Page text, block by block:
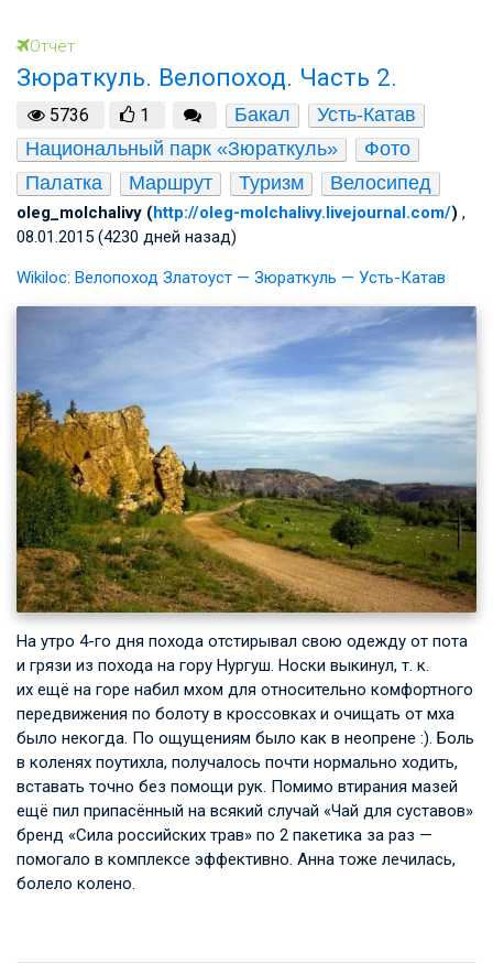
Отчет
Зюраткуль. Велопоход. Часть 2.
5736 1 Бакал
Усть-Катав
Национальный парк «Зюраткуль»
Фото
Палатка
Маршрут Туризм Велосипед
oleg_molchalivy (http://oleg-molchalivy.livejournal.com/) ,
08.01.2015 (4230 дней назад)
Wikiloc: Велопоход Златоуст — Зюраткуль — Усть-Катав
На утро 4-го дня похода отстирывал свою одежду от пота
и грязи из похода на гору Нургуш. Носки выкинул, т. к.
их ещё на горе набил мхом для относительно комфортного
передвижения по болоту в кроссовках и очищать от мха
было некогда. По ощущениям было как в неопрене :). Боль
в коленях поутихла, получалось почти нормально ходить,
вставать точно без помощи рук. Помимо втирания мазей
ещё пил припасённый на всякий случай «Чай для суставов»
бренд «Сила российских трав» по 2 пакетика за раз —
помогало в комплексе эффективно. Анна тоже лечилась,
болело колено.